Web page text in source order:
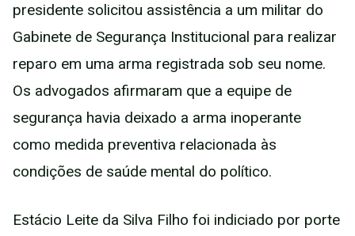
presidente solicitou assistência a um militar do
Gabinete de Segurança Institucional para realizar
reparo em uma arma registrada sob seu nome.
Os advogados afirmaram que a equipe de
segurança havia deixado a arma inoperante
como medida preventiva relacionada às
condições de saúde mental do político.
Estácio Leite da Silva Filho foi indiciado por porte